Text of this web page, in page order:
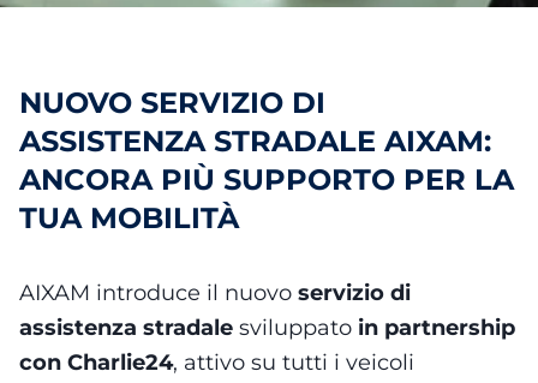
NUOVO SERVIZIO DI
ASSISTENZA STRADALE AIXAM:
ANCORA PIÙ SUPPORTO PER LA
TUA MOBILITÀ
AIXAM introduce il nuovo servizio di
assistenza stradale sviluppato in partnership
con Charlie24, attivo su tutti i veicoli